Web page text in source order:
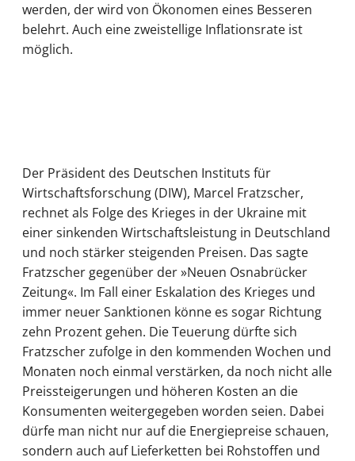
werden, der wird von Ökonomen eines Besseren
belehrt. Auch eine zweistellige Inflationsrate ist
möglich.
Der Präsident des Deutschen Instituts für
Wirtschaftsforschung (DIW), Marcel Fratzscher,
rechnet als Folge des Krieges in der Ukraine mit
einer sinkenden Wirtschaftsleistung in Deutschland
und noch stärker steigenden Preisen. Das sagte
Fratzscher gegenüber der »Neuen Osnabrücker
Zeitung«. Im Fall einer Eskalation des Krieges und
immer neuer Sanktionen könne es sogar Richtung
zehn Prozent gehen. Die Teuerung dürfte sich
Fratzscher zufolge in den kommenden Wochen und
Monaten noch einmal verstärken, da noch nicht alle
Preissteigerungen und höheren Kosten an die
Konsumenten weitergegeben worden seien. Dabei
dürfe man nicht nur auf die Energiepreise schauen,
sondern auch auf Lieferketten bei Rohstoffen und